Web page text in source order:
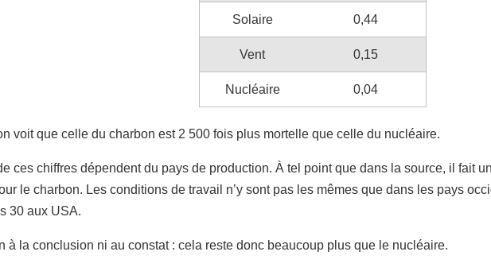
Solaire 0,44
Vent 0,15
Nucléaire 0,04
voit que celle du charbon est 2 500 fois plus mortelle que celle du nucléaire.
ces chiffres dépendent du pays de production. À tel point que dans la source, il fait
le charbon. Les conditions de travail n’y sont pas les mêmes que dans les pays
30 aux USA.
à la conclusion ni au constat : cela reste donc beaucoup plus que le nucléaire.